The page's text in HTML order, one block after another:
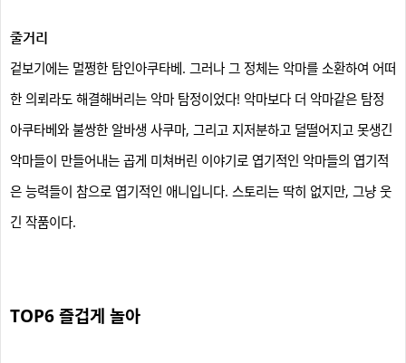
줄거리
겉보기에는 멀쩡한 탐인아쿠타베. 그러나 그 정체는 악마를 소환하여 어떠
한 의뢰라도 해결해버리는 악마 탐정이었다! 악마보다 더 악마같은 탐정
아쿠타베와 불쌍한 알바생 사쿠마, 그리고 지저분하고 덜떨어지고 못생긴
악마들이 만들어내는 곱게 미쳐버린 이야기로 엽기적인 악마들의 엽기적
은 능력들이 참으로 엽기적인 애니입니다. 스토리는 딱히 없지만, 그냥 웃
긴 작품이다.
TOP6 즐겁게 놀아